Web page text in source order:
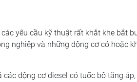
yêu cầu kỹ thuật rất khắt khe bắt
nghiệp và những động cơ có hoặc
động cơ diesel có tuốc bô tăng